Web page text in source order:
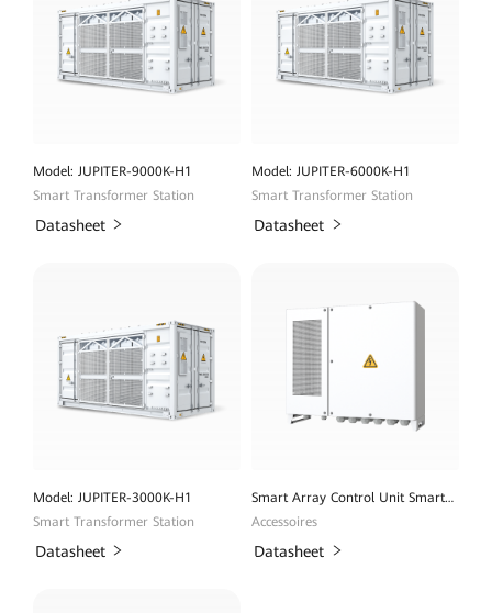
Model: JUPITER-9000K-H1
Smart Transformer Station
Datasheet
Model: JUPITER-6000K-H1
Smart Transformer Station
Datasheet
Model: JUPITER-3000K-H1
Smart Transformer Station
Datasheet
Smart Array Control Unit SmartACU2000D
Accessoires
Datasheet